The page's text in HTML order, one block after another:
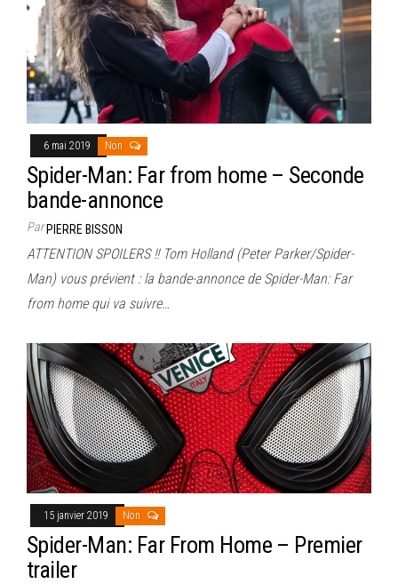
6 mai 2019 Non
Spider-Man: Far from home – Seconde
bande-annonce
ParPIERRE BISSON
ATTENTION SPOILERS !! Tom Holland (Peter Parker/Spider-
Man) vous prévient : la bande-annonce de Spider-Man: Far
from home qui va suivre…
15 janvier 2019 Non
Spider-Man: Far From Home – Premier
trailer